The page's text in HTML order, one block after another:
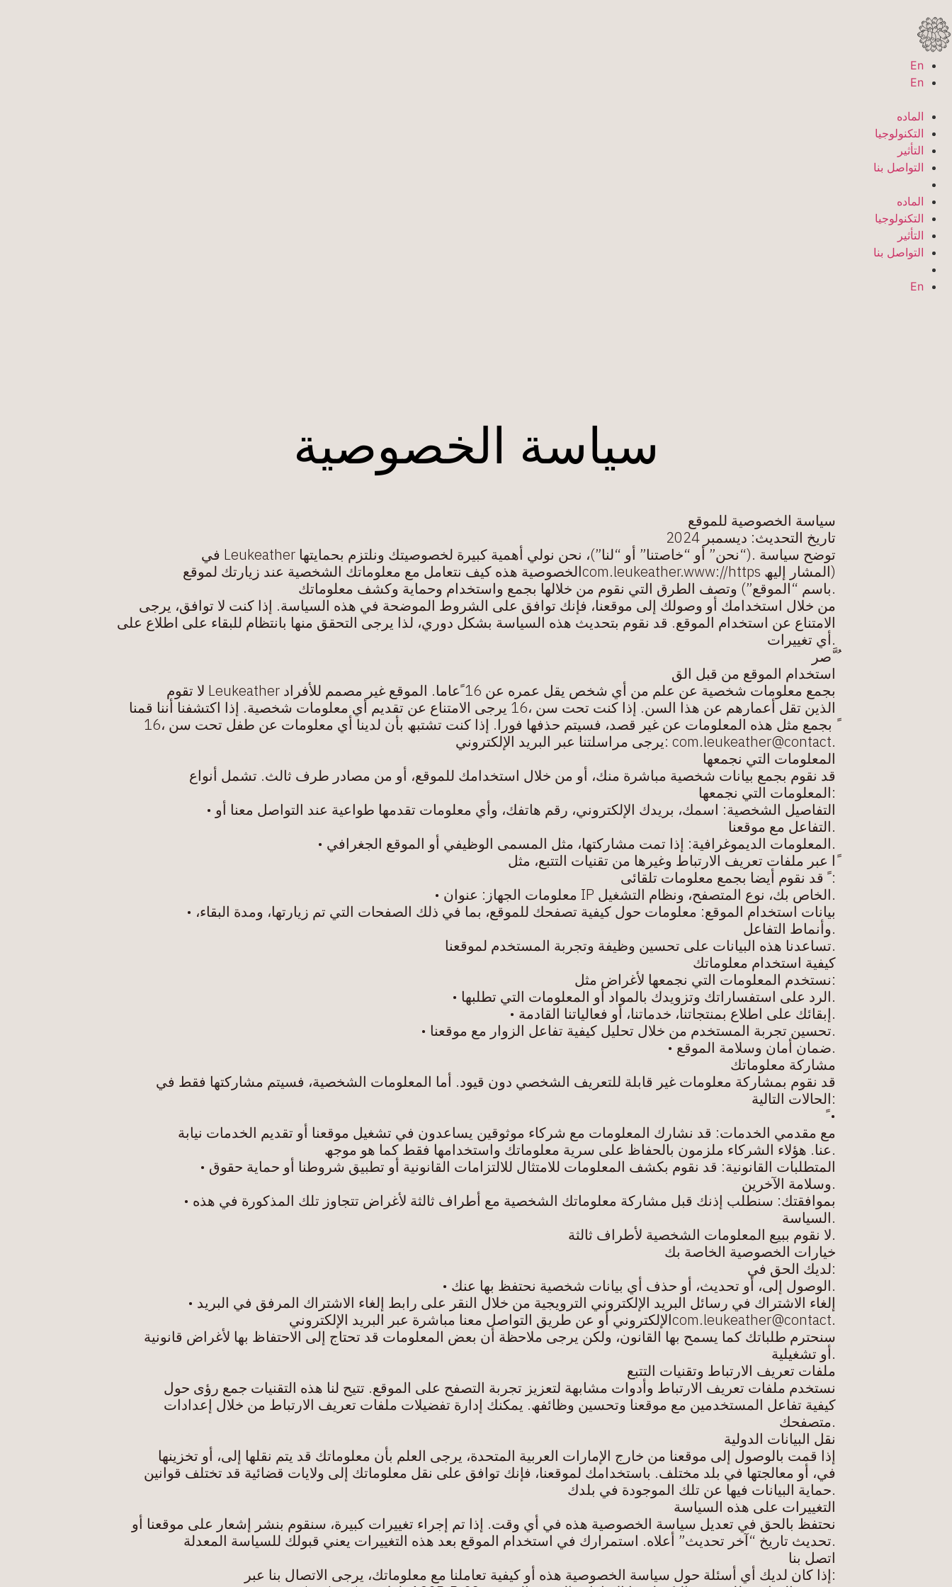
En
En
الماده
التكنولوجيا
التأثير
التواصل بنا
الماده
التكنولوجيا
التأثير
التواصل بنا
En
سياسة الخصوصية
سیاسة الخصوصیة للموقع
تاریخ التحدیث: دیسمبر 2024
توضح سیاسة .(“نحن” أو “خاصتنا” أو “لنا”)، نحن نولي أھمیة كبیرة لخصوصیتك ونلتزم بحمایتھا Leukeather في
(المشار إلیھ com.leukeather.www://httpsالخصوصیة ھذه كیف نتعامل مع معلوماتك الشخصیة عند زیارتك لموقع
.باسم “الموقع”) وتصف الطرق التي نقوم من خلالھا بجمع واستخدام وحمایة وكشف معلوماتك
من خلال استخدامك أو وصولك إلى موقعنا، فإنك توافق على الشروط الموضحة في ھذه السیاسة. إذا كنت لا توافق، یرجى
الامتناع عن استخدام الموقع. قد نقوم بتحدیث ھذه السیاسة بشكل دوري، لذا یرجى التحقق منھا بانتظام للبقاء على اطلاع على
.أي تغییرات
ُ َّصر
استخدام الموقع من قبل الق
بجمع معلومات شخصیة عن علم من أي شخص یقل عمره عن 16 ًعاما. الموقع غیر مصمم للأفراد Leukeather لا تقوم
الذین تقل أعمارھم عن ھذا السن. إذا كنت تحت سن ،16 یرجى الامتناع عن تقدیم أي معلومات شخصیة. إذا اكتشفنا أننا قمنا
ً بجمع مثل ھذه المعلومات عن غیر قصد، فسیتم حذفھا فورا. إذا كنت تشتبھ بأن لدینا أي معلومات عن طفل تحت سن ،16
.com.leukeather@contact :یرجى مراسلتنا عبر البرید الإلكتروني
المعلومات التي نجمعھا
قد نقوم بجمع بیانات شخصیة مباشرة منك، أو من خلال استخدامك للموقع، أو من مصادر طرف ثالث. تشمل أنواع
:المعلومات التي نجمعھا
التفاصیل الشخصیة: اسمك، بریدك الإلكتروني، رقم ھاتفك، وأي معلومات تقدمھا طواعیة عند التواصل معنا أو •
.التفاعل مع موقعنا
.المعلومات الدیموغرافیة: إذا تمت مشاركتھا، مثل المسمى الوظیفي أو الموقع الجغرافي •
ًا عبر ملفات تعریف الارتباط وغیرھا من تقنیات التتبع، مثل
: ً قد نقوم أیضا بجمع معلومات تلقائی
.الخاص بك، نوع المتصفح، ونظام التشغیل IP معلومات الجھاز: عنوان •
بیانات استخدام الموقع: معلومات حول كیفیة تصفحك للموقع، بما في ذلك الصفحات التي تم زیارتھا، ومدة البقاء، •
.وأنماط التفاعل
.تساعدنا ھذه البیانات على تحسین وظیفة وتجربة المستخدم لموقعنا
كیفیة استخدام معلوماتك
:نستخدم المعلومات التي نجمعھا لأغراض مثل
.الرد على استفساراتك وتزویدك بالمواد أو المعلومات التي تطلبھا •
.إبقائك على اطلاع بمنتجاتنا، خدماتنا، أو فعالیاتنا القادمة •
.تحسین تجربة المستخدم من خلال تحلیل كیفیة تفاعل الزوار مع موقعنا •
.ضمان أمان وسلامة الموقع •
مشاركة معلوماتك
قد نقوم بمشاركة معلومات غیر قابلة للتعریف الشخصي دون قیود. أما المعلومات الشخصیة، فسیتم مشاركتھا فقط في
:الحالات التالیة
• ً
مع مقدمي الخدمات: قد نشارك المعلومات مع شركاء موثوقین یساعدون في تشغیل موقعنا أو تقدیم الخدمات نیابة
.عنا. ھؤلاء الشركاء ملزمون بالحفاظ على سریة معلوماتك واستخدامھا فقط كما ھو موجھ
المتطلبات القانونیة: قد نقوم بكشف المعلومات للامتثال للالتزامات القانونیة أو تطبیق شروطنا أو حمایة حقوق •
.وسلامة الآخرین
بموافقتك: سنطلب إذنك قبل مشاركة معلوماتك الشخصیة مع أطراف ثالثة لأغراض تتجاوز تلك المذكورة في ھذه •
.السیاسة
.لا نقوم ببیع المعلومات الشخصیة لأطراف ثالثة
خیارات الخصوصیة الخاصة بك
:لدیك الحق في
.الوصول إلى، أو تحدیث، أو حذف أي بیانات شخصیة نحتفظ بھا عنك •
إلغاء الاشتراك في رسائل البرید الإلكتروني الترویجیة من خلال النقر على رابط إلغاء الاشتراك المرفق في البرید •
.com.leukeather@contactالإلكتروني أو عن طریق التواصل معنا مباشرة عبر البرید الإلكتروني
سنحترم طلباتك كما یسمح بھا القانون، ولكن یرجى ملاحظة أن بعض المعلومات قد تحتاج إلى الاحتفاظ بھا لأغراض قانونیة
.أو تشغیلیة
ملفات تعریف الارتباط وتقنیات التتبع
نستخدم ملفات تعریف الارتباط وأدوات مشابھة لتعزیز تجربة التصفح على الموقع. تتیح لنا ھذه التقنیات جمع رؤى حول
كیفیة تفاعل المستخدمین مع موقعنا وتحسین وظائفھ. یمكنك إدارة تفضیلات ملفات تعریف الارتباط من خلال إعدادات
.متصفحك
نقل البیانات الدولیة
إذا قمت بالوصول إلى موقعنا من خارج الإمارات العربیة المتحدة، یرجى العلم بأن معلوماتك قد یتم نقلھا إلى، أو تخزینھا
في، أو معالجتھا في بلد مختلف. باستخدامك لموقعنا، فإنك توافق على نقل معلوماتك إلى ولایات قضائیة قد تختلف قوانین
.حمایة البیانات فیھا عن تلك الموجودة في بلدك
التغییرات على ھذه السیاسة
نحتفظ بالحق في تعدیل سیاسة الخصوصیة ھذه في أي وقت. إذا تم إجراء تغییرات كبیرة، سنقوم بنشر إشعار على موقعنا أو
.تحدیث تاریخ “آخر تحدیث” أعلاه. استمرارك في استخدام الموقع بعد ھذه التغییرات یعني قبولك للسیاسة المعدلة
اتصل بنا
:إذا كان لدیك أي أسئلة حول سیاسة الخصوصیة ھذه أو كیفیة تعاملنا مع معلوماتك، یرجى الاتصال بنا عبر